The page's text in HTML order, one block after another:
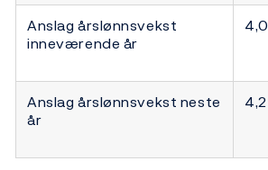
Anslag årslønnsvekst
inneværende år
4,0
Anslag årslønnsvekst neste
år
4,2